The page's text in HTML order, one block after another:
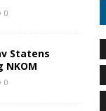
0
Statens
NKOM
0